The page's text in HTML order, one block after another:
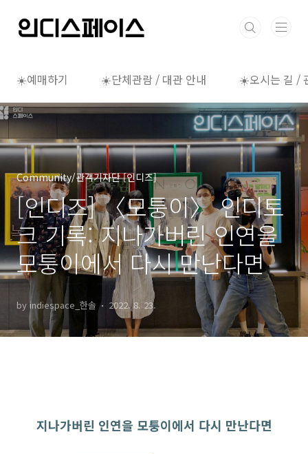
☀️예매하기 ☀️단체관람 / 대관 안내 ☀️오시는 길 /
Community/관객기자단 [인디즈]
[인디즈] 〈모퉁이〉 인디토
크 기록: 지나가버린 인연을
모퉁이에서 다시 만난다면
by indiespace_한솔 2022. 8. 23.
지나가버린 인연을 모퉁이에서 다시 만난다면